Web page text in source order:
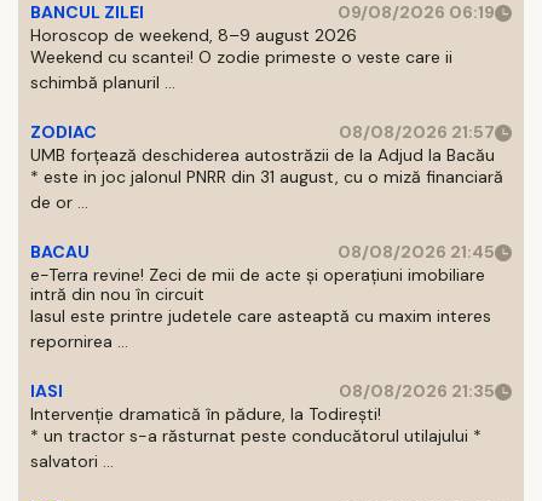
BANCUL ZILEI
09/08/2026 06:19
Horoscop de weekend, 8–9 august 2026
Weekend cu scantei! O zodie primeste o veste care ii
schimbă planuril ...
ZODIAC
08/08/2026 21:57
UMB forțează deschiderea autostrăzii de la Adjud la Bacău
* este in joc jalonul PNRR din 31 august, cu o miză financiară
de or ...
BACAU
08/08/2026 21:45
e-Terra revine! Zeci de mii de acte și operațiuni imobiliare
intră din nou în circuit
Iasul este printre judetele care asteaptă cu maxim interes
repornirea ...
IASI
08/08/2026 21:35
Intervenție dramatică în pădure, la Todirești!
* un tractor s-a răsturnat peste conducătorul utilajului *
salvatori ...